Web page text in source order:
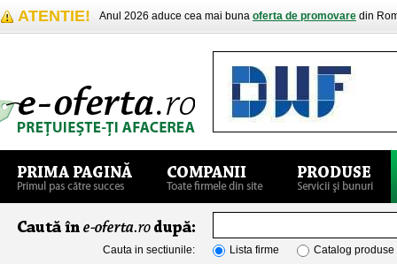
ATENTIE! Anul 2026 aduce cea mai buna oferta de promovare din
Cauta in sectiunile: Lista firme Catalog produse